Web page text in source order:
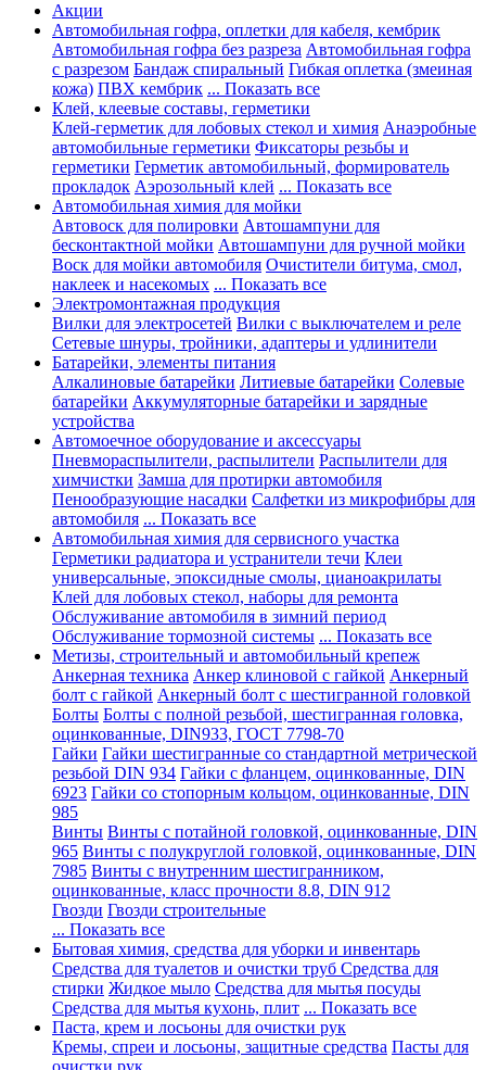
Акции
Автомобильная гофра, оплетки для кабеля, кембрик
Автомобильная гофра без разреза Автомобильная гофра
с разрезом Бандаж спиральный Гибкая оплетка (змеиная
кожа) ПВХ кембрик ... Показать все
Клей, клеевые составы, герметики
Клей-герметик для лобовых стекол и химия Анаэробные
автомобильные герметики Фиксаторы резьбы и
герметики Герметик автомобильный, формирователь
прокладок Аэрозольный клей ... Показать все
Автомобильная химия для мойки
Автовоск для полировки Автошампуни для
бесконтактной мойки Автошампуни для ручной мойки
Воск для мойки автомобиля Очистители битума, смол,
наклеек и насекомых ... Показать все
Электромонтажная продукция
Вилки для электросетей Вилки с выключателем и реле
Сетевые шнуры, тройники, адаптеры и удлинители
Батарейки, элементы питания
Алкалиновые батарейки Литиевые батарейки Солевые
батарейки Аккумуляторные батарейки и зарядные
устройства
Автомоечное оборудование и аксессуары
Пневмораспылители, распылители Распылители для
химчистки Замша для протирки автомобиля
Пенообразующие насадки Салфетки из микрофибры для
автомобиля ... Показать все
Автомобильная химия для сервисного участка
Герметики радиатора и устранители течи Клеи
универсальные, эпоксидные смолы, цианоакрилаты
Клей для лобовых стекол, наборы для ремонта
Обслуживание автомобиля в зимний период
Обслуживание тормозной системы ... Показать все
Метизы, строительный и автомобильный крепеж
Анкерная техника Анкер клиновой с гайкой Анкерный
болт с гайкой Анкерный болт с шестигранной головкой
Болты Болты с полной резьбой, шестигранная головка,
оцинкованные, DIN933, ГОСТ 7798-70
Гайки Гайки шестигранные со стандартной метрической
резьбой DIN 934 Гайки с фланцем, оцинкованные, DIN
6923 Гайки со стопорным кольцом, оцинкованные, DIN
985
Винты Винты с потайной головкой, оцинкованные, DIN
965 Винты с полукруглой головкой, оцинкованные, DIN
7985 Винты с внутренним шестигранником,
оцинкованные, класс прочности 8.8, DIN 912
Гвозди Гвозди строительные
... Показать все
Бытовая химия, средства для уборки и инвентарь
Средства для туалетов и очистки труб Средства для
стирки Жидкое мыло Средства для мытья посуды
Средства для мытья кухонь, плит ... Показать все
Паста, крем и лосьоны для очистки рук
Кремы, спреи и лосьоны, защитные средства Пасты для
очистки рук